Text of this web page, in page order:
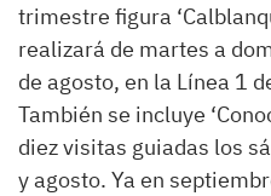
trimestre figura
realizará de martes a
de agosto, en la Línea 1
También se incluye
diez visitas guiadas los
y agosto. Ya en